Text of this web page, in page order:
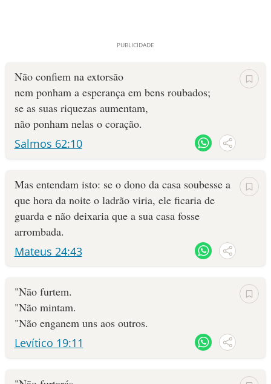
Não confiem na extorsão
nem ponham a esperança em bens roubados;
se as suas riquezas aumentam,
não ponham nelas o coração.
Salmos 62:10
Mas entendam isto: se o dono da casa soubesse a
que hora da noite o ladrão viria, ele ficaria de
guarda e não deixaria que a sua casa fosse
arrombada.
Mateus 24:43
"Não furtem.
"Não mintam.
"Não enganem uns aos outros.
Levítico 19:11